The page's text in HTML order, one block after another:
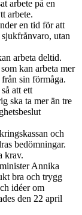
arbete på en
arbete.
en tid för att
sjukfrånvaro, utan
arbeta deltid.
kan arbeta mer
sin förmåga.
att ett
ska ta mer än tre
och
bedömningar.
krav.
Annika
bra och trygg
idéer om
den 22 april